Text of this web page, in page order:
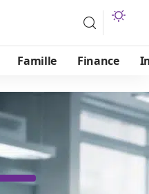
Famille Finance